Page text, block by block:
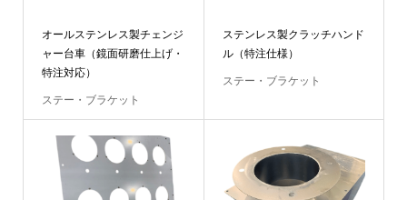
オールステンレス製チェンジ
ャー台車（鏡面研磨仕上げ・
特注対応）
ステー・ブラケット
ステンレス製クラッチハンド
ル（特注仕様）
ステー・ブラケット